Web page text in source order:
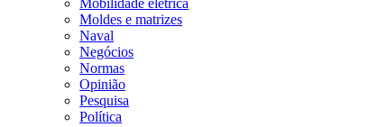
Mobilidade elétrica
Moldes e matrizes
Naval
Negócios
Normas
Opinião
Pesquisa
Política